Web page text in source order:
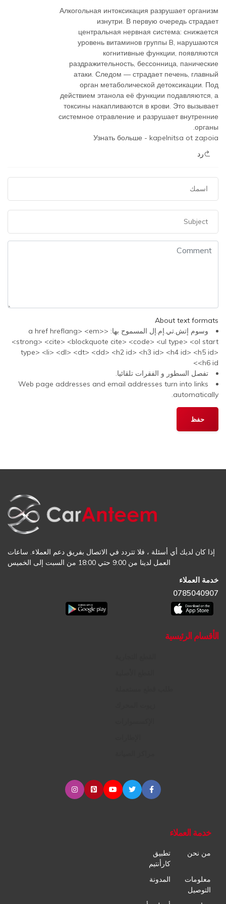
Алкогольная интоксикация разрушает организм
изнутри. В первую очередь страдает
центральная нервная система: снижается
уровень витаминов группы B, нарушаются
когнитивные функции, появляются
раздражительность, бессонница, панические
атаки. Следом — страдает печень, главный
орган метаболической детоксикации. Под
действием этанола её функции подавляются, а
токсины накапливаются в крови. Это вызывает
системное отравление и разрушает внутренние
органы.
Узнать больше - kapelnitsa ot zapoia
رد
About text formats
وسوم إتش.تي.إم.إل المسموح بها: <a href hreflang> <em>
<strong> <cite> <blockquote cite> <code> <ul type> <ol start
type> <li> <dl> <dt> <dd> <h2 id> <h3 id> <h4 id> <h5 id>
<h6 id>
تفصل السطور و الفقرات تلقائيا.
Web page addresses and email addresses turn into links
automatically.
إذا كان لديك أي أسئلة ، فلا تتردد في الاتصال بفريق دعم العملاء. ساعات
العمل لدينا من 9:00 حتي 18:00 من السبت إلى الخميس
خدمة العملاء
0785040907
الأقسام الرئيسية
خدمة العملاء
من نحن
تطبيق
كارأنتيم
معلومات
التوصيل
المدونة